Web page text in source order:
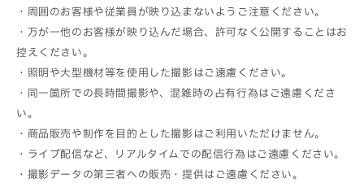
・周囲のお客様や従業員が映り込まないようご注意ください。
・万が一他のお客様が映り込んだ場合、許可なく公開することはお
控えください。
・照明や大型機材等を使用した撮影はご遠慮ください。
・同一箇所での長時間撮影や、混雑時の占有行為はご遠慮くださ
い。
・商品販売や制作を目的とした撮影はご利用いただけません。
・ライブ配信など、リアルタイムでの配信行為はご遠慮ください。
・撮影データの第三者への販売・提供はご遠慮ください。